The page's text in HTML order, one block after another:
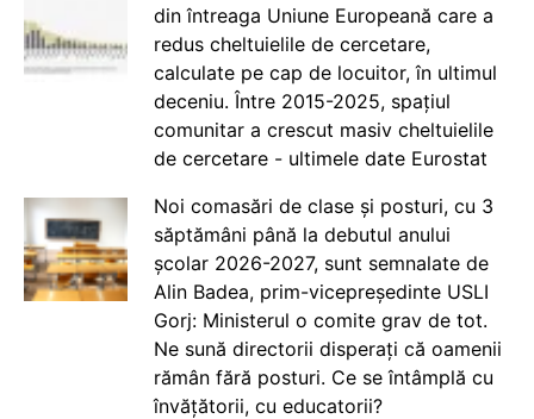
din întreaga Uniune Europeană care a
redus cheltuielile de cercetare,
calculate pe cap de locuitor, în ultimul
deceniu. Între 2015-2025, spațiul
comunitar a crescut masiv cheltuielile
de cercetare - ultimele date Eurostat
Noi comasări de clase și posturi, cu 3
săptămâni până la debutul anului
școlar 2026-2027, sunt semnalate de
Alin Badea, prim-vicepreședinte USLI
Gorj: Ministerul o comite grav de tot.
Ne sună directorii disperați că oamenii
rămân fără posturi. Ce se întâmplă cu
învățătorii, cu educatorii?